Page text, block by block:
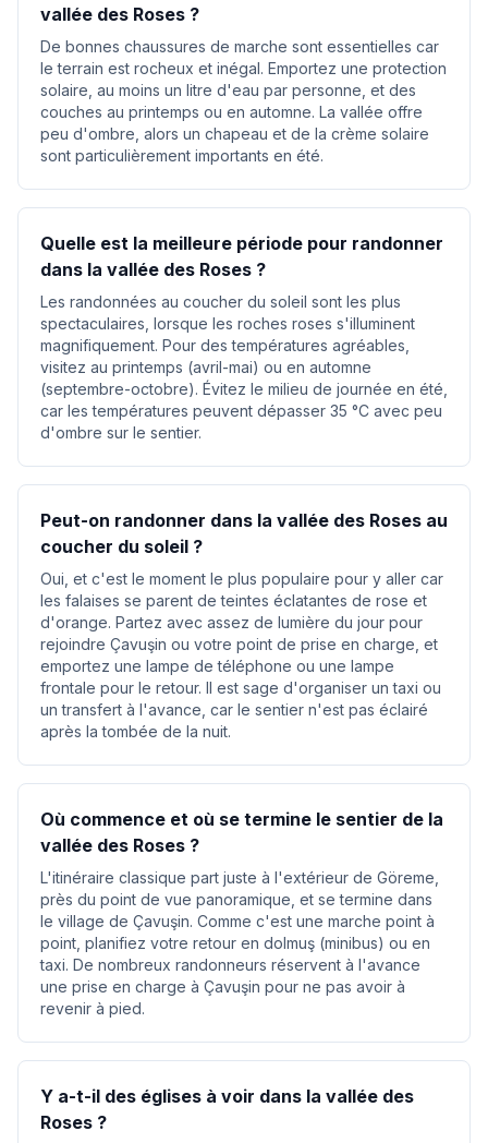
vallée des Roses ?
De bonnes chaussures de marche sont essentielles car
le terrain est rocheux et inégal. Emportez une protection
solaire, au moins un litre d'eau par personne, et des
couches au printemps ou en automne. La vallée offre
peu d'ombre, alors un chapeau et de la crème solaire
sont particulièrement importants en été.
Quelle est la meilleure période pour randonner
dans la vallée des Roses ?
Les randonnées au coucher du soleil sont les plus
spectaculaires, lorsque les roches roses s'illuminent
magnifiquement. Pour des températures agréables,
visitez au printemps (avril-mai) ou en automne
(septembre-octobre). Évitez le milieu de journée en été,
car les températures peuvent dépasser 35 °C avec peu
d'ombre sur le sentier.
Peut-on randonner dans la vallée des Roses au
coucher du soleil ?
Oui, et c'est le moment le plus populaire pour y aller car
les falaises se parent de teintes éclatantes de rose et
d'orange. Partez avec assez de lumière du jour pour
rejoindre Çavuşin ou votre point de prise en charge, et
emportez une lampe de téléphone ou une lampe
frontale pour le retour. Il est sage d'organiser un taxi ou
un transfert à l'avance, car le sentier n'est pas éclairé
après la tombée de la nuit.
Où commence et où se termine le sentier de la
vallée des Roses ?
L'itinéraire classique part juste à l'extérieur de Göreme,
près du point de vue panoramique, et se termine dans
le village de Çavuşin. Comme c'est une marche point à
point, planifiez votre retour en dolmuş (minibus) ou en
taxi. De nombreux randonneurs réservent à l'avance
une prise en charge à Çavuşin pour ne pas avoir à
revenir à pied.
Y a-t-il des églises à voir dans la vallée des
Roses ?